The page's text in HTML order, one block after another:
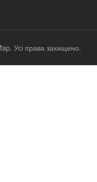
Усі права захищено.